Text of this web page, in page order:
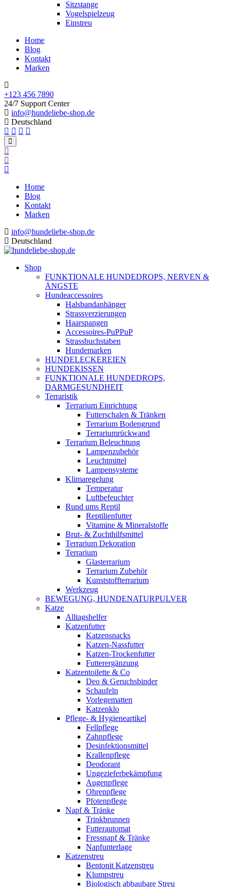
Sitzstange
Vogelspielzeug
Einstreu
Home
Blog
Kontakt
Marken
+123 456 7890
24/7 Support Center
info@hundeliebe-shop.de
Deutschland
Home
Blog
Kontakt
Marken
info@hundeliebe-shop.de
Deutschland
Shop
FUNKTIONALE HUNDEDROPS, NERVEN &
ÄNGSTE
Hundeaccessoires
Halsbandanhänger
Strassverzierungen
Haarspangen
Accessoires-PuPPuP
Strassbuchstaben
Hundemarken
HUNDELECKEREIEN
HUNDEKISSEN
FUNKTIONALE HUNDEDROPS,
DARMGESUNDHEIT
Terraristik
Terrarium Einrichtung
Futterschalen & Tränken
Terrarium Bodengrund
Terrariumrückwand
Terrarium Beleuchtung
Lampenzubehör
Leuchtmittel
Lampensysteme
Klimaregelung
Temperatur
Luftbefeuchter
Rund ums Reptil
Reptilienfutter
Vitamine & Mineralstoffe
Brut- & Zuchthilfsmittel
Terrarium Dekoration
Terrarium
Glasterrarium
Terrarium Zubehör
Kunststoffterrarium
Werkzeug
BEWEGUNG, HUNDENATURPULVER
Katze
Alltagshelfer
Katzenfutter
Katzensnacks
Katzen-Nassfutter
Katzen-Trockenfutter
Futterergänzung
Katzentoilette & Co
Deo & Geruchsbinder
Schaufeln
Vorlegematten
Katzenklo
Pflege- & Hygieneartikel
Fellpflege
Zahnpflege
Desinfektionsmittel
Krallenpflege
Deodorant
Ungezieferbekämpfung
Augenpflege
Ohrenpflege
Pfotenpflege
Napf & Tränke
Trinkbrunnen
Futterautomat
Fressnapf & Tränke
Napfunterlage
Katzenstreu
Bentonit Katzenstreu
Klumpstreu
Biologisch abbaubare Streu